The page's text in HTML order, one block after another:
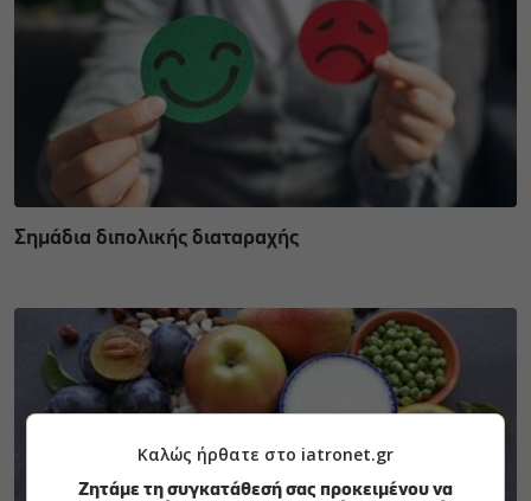
Σημάδια διπολικής διαταραχής
Καλώς ήρθατε στο iatronet.gr
Ζητάμε τη συγκατάθεσή σας προκειμένου να